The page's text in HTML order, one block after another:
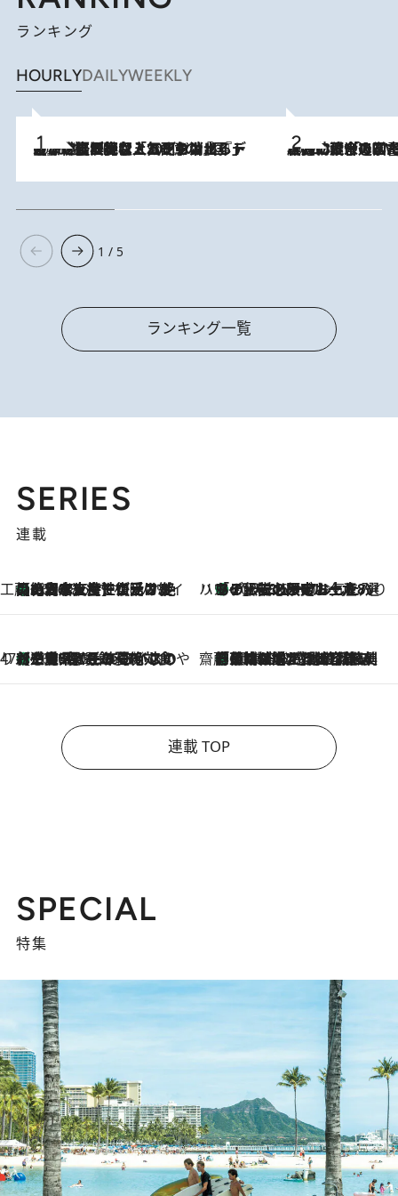
ランキング
HOURLYDAILYWEEKLY
2026.8.5
【なぜ吉沢亮は「気配を消せる」のか？】興行収入208億の『国宝』を経て挑むミュージカル『ディア・エヴァン・ハンセン』。トップ俳優が舞台上でさらけ出した“孤独”とは 2026.8.3
慶應幼稚舎の図書室からテレビの世界に飛び込んだ阿川佐和子（72）
1 / 5
ランキング一覧
SERIES
連載
工藤まやのおもてなしハワイ
2026.8.6
【ハワイ土産】ローカルの絶大な支持で復活！ 絶品の幻クッキー《元ファンの日本人女性が受け継いだ名店》 ハワイ賢者 リサのお気に入りリスト2026.8.6
あの伝説の限定トートも！ リニューアルした「ディーン＆デルーカ ハワイ」で必須のお土産8選
47都道府県の手みやげ ひんやりスイーツで夏を満喫
2026.8.6
【三重県】この夏絶対食べたい 冷やしておいしいおやつ3選 お餅×アイスの新感覚スイーツ 齋藤 薫 美容脳ルネサンス
2026.8.6
「荷物が増えるほど旅ストレスは増す」美容ジャーナリストがたどり着いた最終結論。“化粧品を劇的に減らす”感動の凝縮美容とは
連載 TOP
SPECIAL
特集